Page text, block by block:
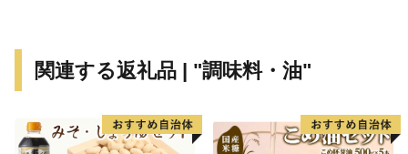
関連する返礼品 | "調味料・油"